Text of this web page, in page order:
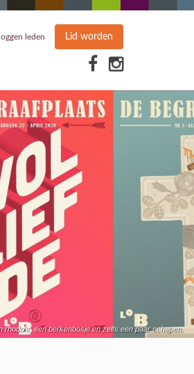
leden Lid worden
een berkenbosje en zelfs een paar schapen.